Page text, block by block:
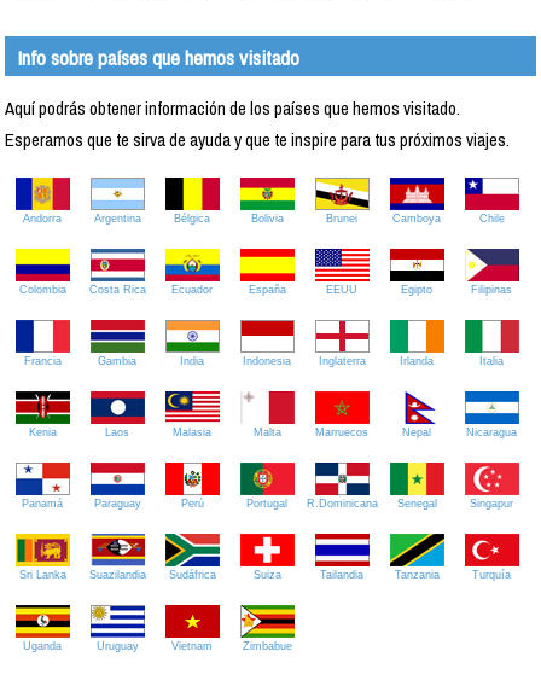
Info sobre países que hemos visitado
Aquí podrás obtener información de los países que hemos visitado.
Esperamos que te sirva de ayuda y que te inspire para tus próximos viajes.
Andorra Argentina Bélgica Bolivia Brunei Camboya Chile
Colombia Costa Rica Ecuador España EEUU Egipto Filipinas
Francia Gambia India Indonesia Inglaterra Irlanda Italia
Kenia Laos Malasia Malta Marruecos Nepal Nicaragua
Panamá Paraguay Perú Portugal R.Dominicana Senegal Singapur
Sri Lanka Suazilandia Sudáfrica Suiza Tailandia Tanzania Turquía
Uganda Uruguay Vietnam Zimbabue